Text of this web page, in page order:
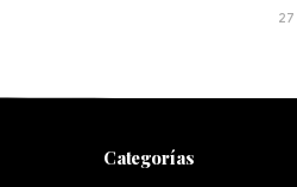
Categorías